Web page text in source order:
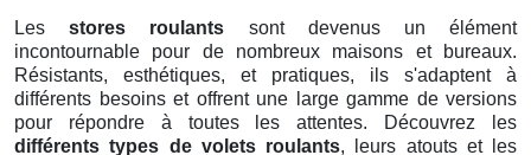
Lesstores roulants sont devenus un élément
incontournable pour de nombreux maisons et bureaux.
Résistants, esthétiques, et pratiques, ils s'adaptent à
différents besoins et offrent une large gamme de versions
pour répondre à toutes les attentes. Découvrez les
différents types de volets roulants, leurs atouts et les